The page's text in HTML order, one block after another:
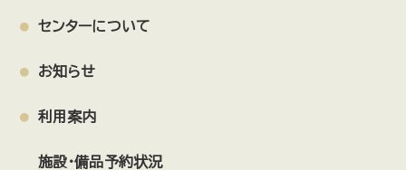
センターについて
お知らせ
利用案内
施設・備品予約状況